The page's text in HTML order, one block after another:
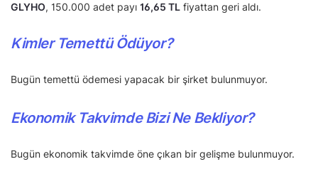
GLYHO, 150.000 adet payı 16,65 TL fiyattan geri aldı.
Kimler Temettü Ödüyor?
Bugün temettü ödemesi yapacak bir şirket bulunmuyor.
Ekonomik Takvimde Bizi Ne Bekliyor?
Bugün ekonomik takvimde öne çıkan bir gelişme bulunmuyor.